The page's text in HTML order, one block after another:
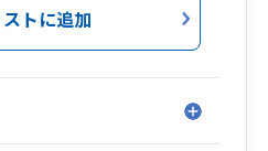
トに追加